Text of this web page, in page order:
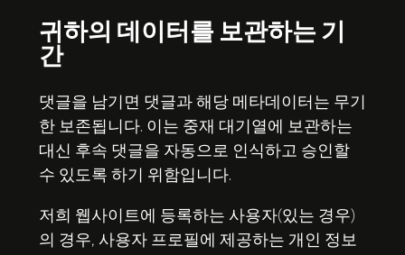
귀하의 데이터를 보관하는 기
간
댓글을 남기면 댓글과 해당 메타데이터는 무기
한 보존됩니다. 이는 중재 대기열에 보관하는
대신 후속 댓글을 자동으로 인식하고 승인할
수 있도록 하기 위함입니다.
저희 웹사이트에 등록하는 사용자(있는 경우)
의 경우, 사용자 프로필에 제공하는 개인 정보